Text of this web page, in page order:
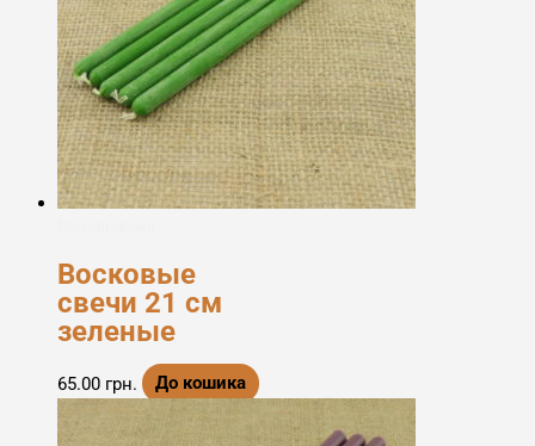
Восковые
свечи 21 см
зеленые
65.00 грн. До кошика